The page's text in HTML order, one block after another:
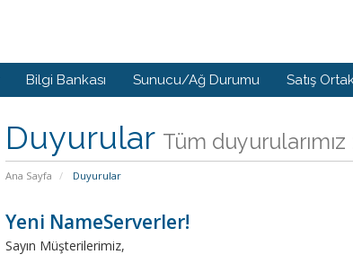
Bilgi Bankası Sunucu/Ağ Durumu Satış
Duyurular Tüm duyurularımız
Ana Sayfa Duyurular
Yeni NameServerler!
Sayın Müşterilerimiz,